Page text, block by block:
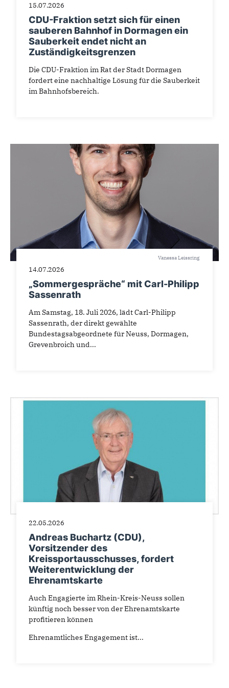
15.07.2026
CDU-Fraktion setzt sich für einen
sauberen Bahnhof in Dormagen ein
Sauberkeit endet nicht an
Zuständigkeitsgrenzen
Die CDU-Fraktion im Rat der Stadt Dormagen
fordert eine nachhaltige Lösung für die Sauberkeit
im Bahnhofsbereich.
Vanessa Leissring
14.07.2026
„Sommergespräche“ mit Carl-Philipp
Sassenrath
Am Samstag, 18. Juli 2026, lädt Carl-Philipp
Sassenrath, der direkt gewählte
Bundestagsabgeordnete für Neuss, Dormagen,
Grevenbroich und...
22.05.2026
Andreas Buchartz (CDU),
Vorsitzender des
Kreissportausschusses, fordert
Weiterentwicklung der
Ehrenamtskarte
Auch Engagierte im Rhein-Kreis-Neuss sollen
künftig noch besser von der Ehrenamtskarte
profitieren können
Ehrenamtliches Engagement ist...